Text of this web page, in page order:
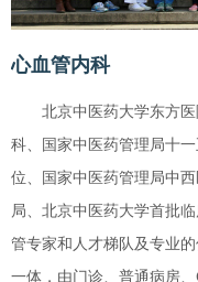
心血管内科
北京中医药大学东方
科、国家中医药管理局十
位、国家中医药管理局中
局、北京中医药大学首批
管专家和人才梯队及专业
一体，由门诊、普通病房